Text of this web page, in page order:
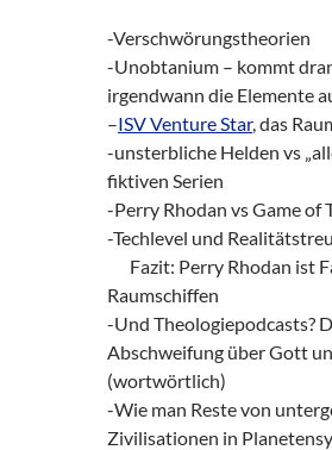
-Verschwörungstheorien
-Unobtanium – kommt
irgendwann die Elemente
–ISV Venture Star, das
-unsterbliche Helden vs
fiktiven Serien
-Perry Rhodan vs Game of
-Techlevel und
Fazit: Perry Rhodan ist
Raumschiffen
-Und Theologiepodcasts?
Abschweifung über Gott
(wortwörtlich)
-Wie man Reste von
Zivilisationen in